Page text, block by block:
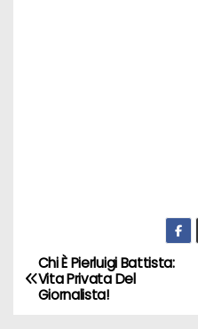
NChi È Pierluigi Battista:
Vita Privata Del
Giornalista!